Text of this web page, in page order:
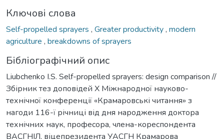
Ключові слова
Self-propelled sprayers , Greater productivity, modern
agriculture , breakdowns of sprayers
Бібліографічний опис
Liubchenko I.S. Self-propelled sprayers: design comparison //
Збірник тез доповідей Х Міжнародної науково-
технічної конференції «Крамаровські читання» з
нагоди 116-ї річниці від дня народження доктора
технічних наук, професора, члена-кореспондента
ВАСГНІЛ, віцепрезидента УАСГН Крамарова